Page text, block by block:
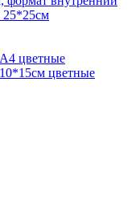
цветные
цветные